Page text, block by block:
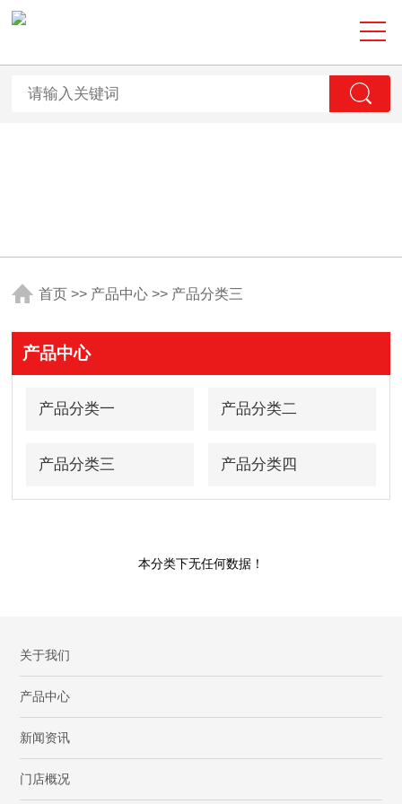
首页 >> 产品中心 >> 产品分类三
产品中心
产品分类一 产品分类二
产品分类三 产品分类四
本分类下无任何数据！
关于我们
产品中心
新闻资讯
门店概况